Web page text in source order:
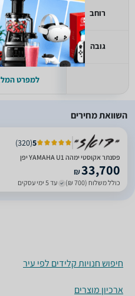
רוחב
גובה
יעודכן
יעודכן
למפרט
השוואת מחירים
5
(
320
)
פסנתר אקוסטי ימהה YAMAHA U1 יפן
₪33,700
כולל משלוח (700 ₪) עד 5 ימי עסקים
חיפוש חנויות קלידים לפי עיר
ארכיון מוצרים